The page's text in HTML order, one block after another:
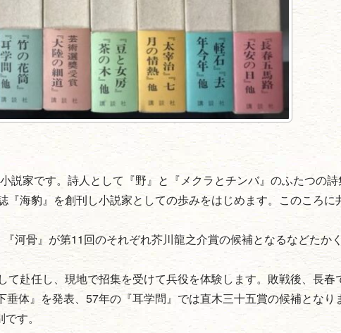
説家です。詩人として『野』と『メクラとチンバ』のふたつの詩
海豹』を創刊し小説家としての歩みをはじめます。このころに
河骨』が第11回のそれぞれ芥川龍之介賞の候補となるなどたか
て赴任し、現地で招集を受けて兵役を体験します。敗戦後、長春
体』を発表、57年の『耳学問』では直木三十五賞の候補となり
す。